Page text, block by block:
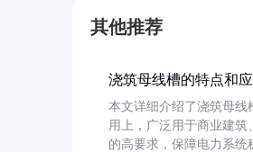
其他推荐
浇筑母线槽的特点和
本文详细介绍了浇筑母线
用上，广泛用于商业建
的高要求，保障电力系统